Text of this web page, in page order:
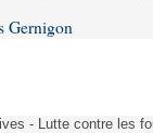
Gernigon
- Lutte contre les